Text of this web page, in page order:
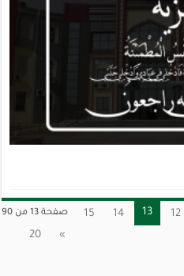
صفحة 13 من 90 12
13
14
15
»
20